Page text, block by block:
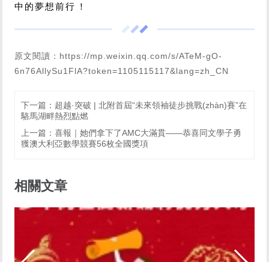
中的夢想前行！
原文閱讀： https://mp.weixin.qq.com/s/ATeM-gO-
6n76AllySu1FlA?token=1105115117&lang=zh_CN
下一篇 ： 超越·突破 | 北附首屆“未來領袖徒步挑戰(zhàn)賽”在
駱馬湖畔熱烈點燃
上一篇 ：喜報｜她們拿下了AMC大滿貫——恭喜同文學子勇
獲澳大利亞數學競賽56枚全國獎項
相關文章